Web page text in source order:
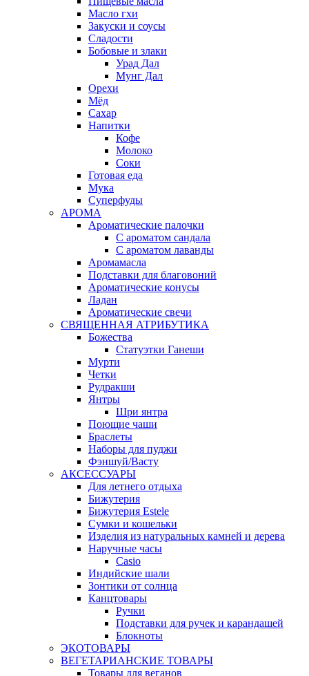
Масло гхи
Закуски и соусы
Сладости
Бобовые и злаки
Урад Дал
Мунг Дал
Орехи
Мёд
Сахар
Напитки
Кофе
Молоко
Соки
Готовая еда
Мука
Суперфуды
АРОМА
Ароматические палочки
С ароматом сандала
С ароматом лаванды
Аромамасла
Подставки для благовоний
Ароматические конусы
Ладан
Ароматические свечи
СВЯЩЕННАЯ АТРИБУТИКА
Божества
Статуэтки Ганеши
Мурти
Четки
Рудракши
Янтры
Шри янтра
Поющие чаши
Браслеты
Наборы для пуджи
Фэншуй/Васту
АКСЕССУАРЫ
Для летнего отдыха
Бижутерия
Бижутерия Estele
Сумки и кошельки
Изделия из натуральных камней и дерева
Наручные часы
Casio
Индийские шали
Зонтики от солнца
Канцтовары
Ручки
Подставки для ручек и карандашей
Блокноты
ЭКОТОВАРЫ
ВЕГЕТАРИАНСКИЕ ТОВАРЫ
Товары для веганов